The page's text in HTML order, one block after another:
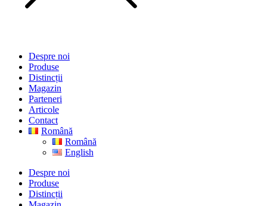
Despre noi
Produse
Distincții
Magazin
Parteneri
Articole
Contact
Română
Română
English
Despre noi
Produse
Distincții